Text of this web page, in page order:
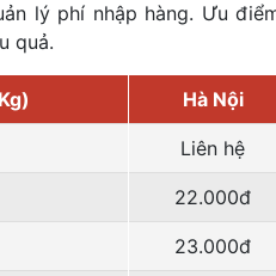
lý phí nhập hàng. Ưu
quả.
Hà Nội
Liên hệ
22.000đ
23.000đ